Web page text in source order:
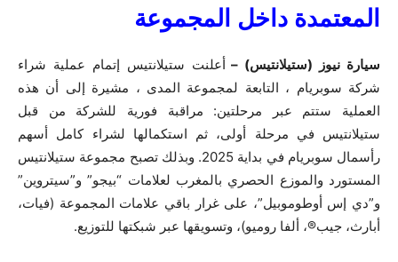
المعتمدة داخل المجموعة
سيارة نيوز (ستيلانتيس) –أعلنت ستيلانتيس إتمام عملية شراء
شركة سوبريام ، التابعة لمجموعة المدى ، مشيرة إلى أن هذه
العملية ستتم عبر مرحلتين: مراقبة فورية للشركة من قبل
ستيلانتيس في مرحلة أولى، ثم استكمالها لشراء كامل أسهم
رأسمال سوبريام في بداية 2025. وبذلك تصبح مجموعة ستيلانتيس
المستورد والموزع الحصري بالمغرب لعلامات “بيجو” و”سيتروين”
و”دي إس أوطوموبيل”، على غرار باقي علامات المجموعة (فيات،
أبارث، جيب®، ألفا روميو)، وتسويقها عبر شبكتها للتوزيع.